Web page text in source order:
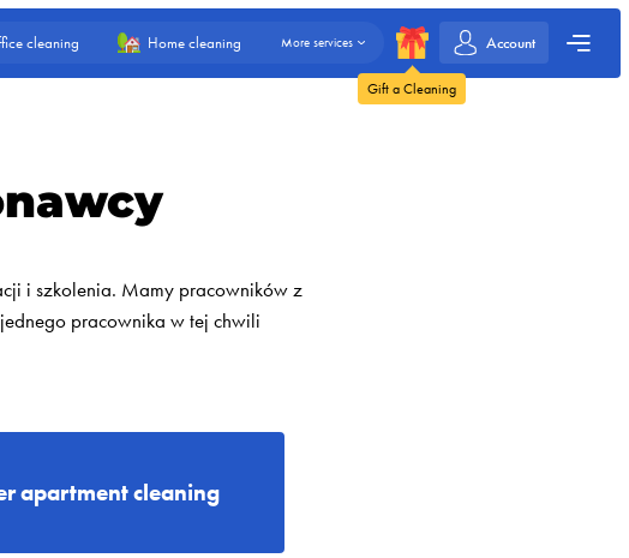
cleaning Home cleaning More services
Gift a Cleaning
Account
i szkolenia. Mamy pracowników z
pracownika w tej chwili
apartment cleaning